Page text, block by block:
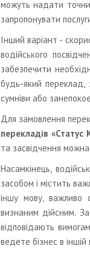
можуть надати
запропонувати
Інший варіант -
водійського
забезпечити
будь-який
сумніви або
Для замовлення
перекладів «Статус
та засвідчення
Насамкінець,
засобом і містить
іншу мову, важливо
визнаним дійсним.
відповідають
ведете бізнес в іншій